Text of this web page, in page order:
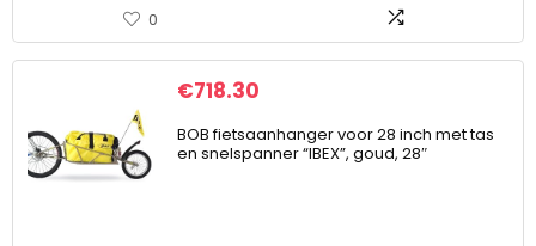
0
€718.30
BOB fietsaanhanger voor 28 inch met tas
en snelspanner “IBEX”, goud, 28″